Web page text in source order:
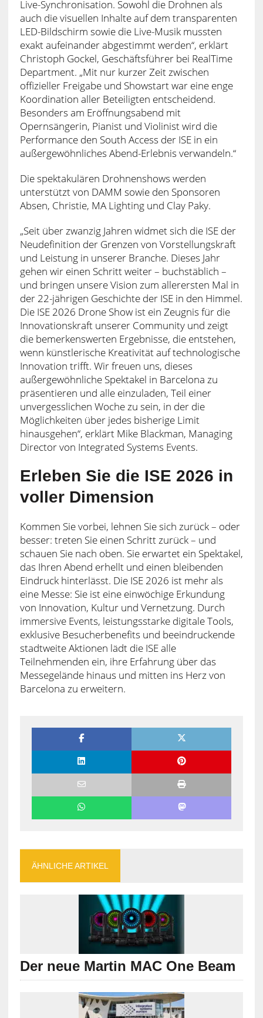
Live-Synchronisation. Sowohl die Drohnen als
auch die visuellen Inhalte auf dem transparenten
LED-Bildschirm sowie die Live-Musik mussten
exakt aufeinander abgestimmt werden“, erklärt
Christoph Gockel, Geschäftsführer bei RealTime
Department. „Mit nur kurzer Zeit zwischen
offizieller Freigabe und Showstart war eine enge
Koordination aller Beteiligten entscheidend.
Besonders am Eröffnungsabend mit
Opernsängerin, Pianist und Violinist wird die
Performance den South Access der ISE in ein
außergewöhnliches Abend-Erlebnis verwandeln.“
Die spektakulären Drohnenshows werden
unterstützt von DAMM sowie den Sponsoren
Absen, Christie, MA Lighting und Clay Paky.
„Seit über zwanzig Jahren widmet sich die ISE der
Neudefinition der Grenzen von Vorstellungskraft
und Leistung in unserer Branche. Dieses Jahr
gehen wir einen Schritt weiter – buchstäblich –
und bringen unsere Vision zum allerersten Mal in
der 22-jährigen Geschichte der ISE in den Himmel.
Die ISE 2026 Drone Show ist ein Zeugnis für die
Innovationskraft unserer Community und zeigt
die bemerkenswerten Ergebnisse, die entstehen,
wenn künstlerische Kreativität auf technologische
Innovation trifft. Wir freuen uns, dieses
außergewöhnliche Spektakel in Barcelona zu
präsentieren und alle einzuladen, Teil einer
unvergesslichen Woche zu sein, in der die
Möglichkeiten über jedes bisherige Limit
hinausgehen“, erklärt Mike Blackman, Managing
Director von Integrated Systems Events.
Erleben Sie die ISE 2026 in
voller Dimension
Kommen Sie vorbei, lehnen Sie sich zurück – oder
besser: treten Sie einen Schritt zurück – und
schauen Sie nach oben. Sie erwartet ein Spektakel,
das Ihren Abend erhellt und einen bleibenden
Eindruck hinterlässt. Die ISE 2026 ist mehr als
eine Messe: Sie ist eine einwöchige Erkundung
von Innovation, Kultur und Vernetzung. Durch
immersive Events, leistungsstarke digitale Tools,
exklusive Besucherbenefits und beeindruckende
stadtweite Aktionen lädt die ISE alle
Teilnehmenden ein, ihre Erfahrung über das
Messegelände hinaus und mitten ins Herz von
Barcelona zu erweitern.
ÄHNLICHE ARTIKEL
Der neue Martin MAC One Beam